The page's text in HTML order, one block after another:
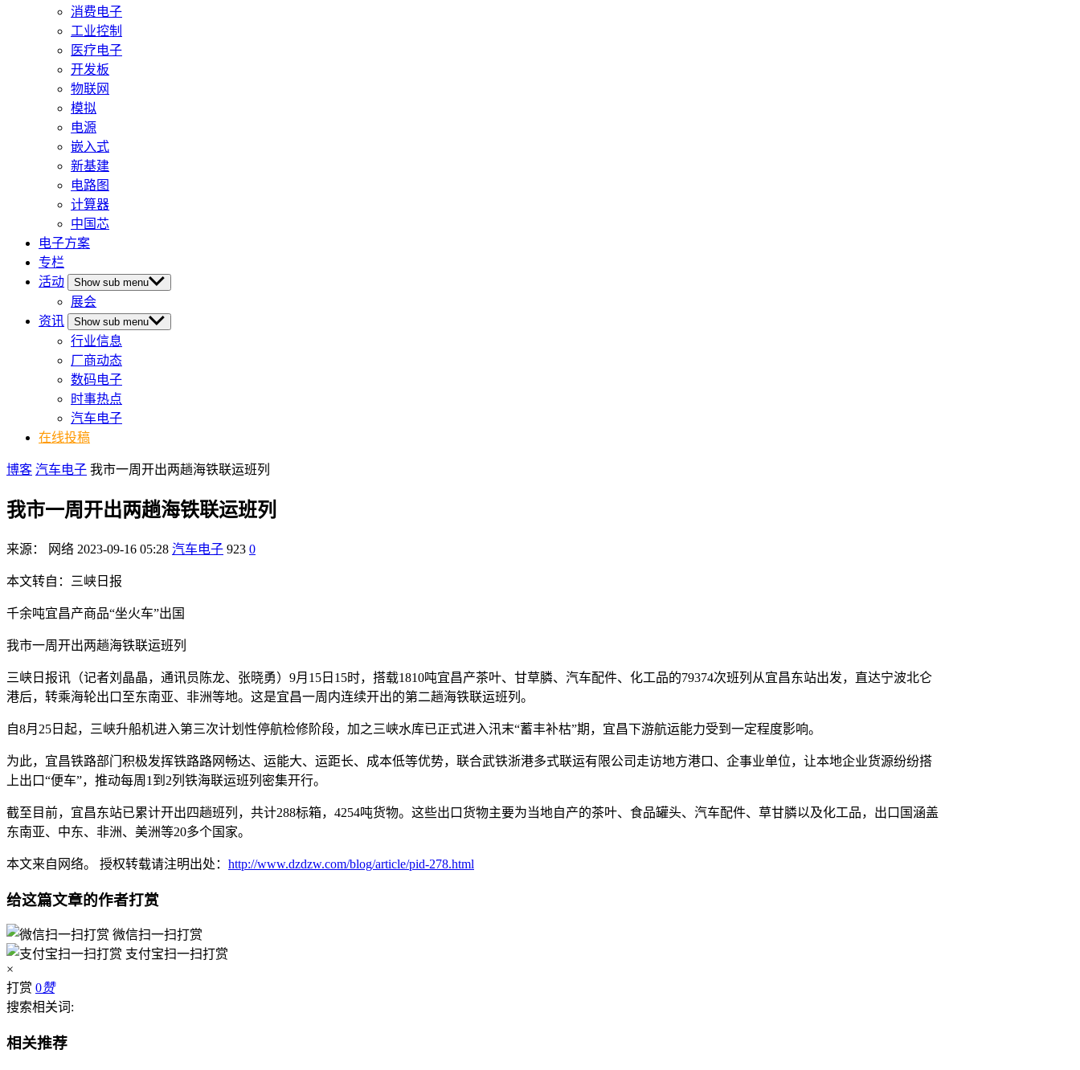
消费电子
工业控制
医疗电子
开发板
物联网
模拟
电源
嵌入式
新基建
电路图
计算器
中国芯
电子方案
专栏
活动
Show sub menu
展会
资讯
Show sub menu
行业信息
厂商动态
数码电子
时事热点
汽车电子
在线投稿
博客 汽车电子 我市一周开出两趟海铁联运班列
我市一周开出两趟海铁联运班列
来源： 网络 2023-09-16 05:28 汽车电子 923 0
本文转自：三峡日报
千余吨宜昌产商品“坐火车”出国
我市一周开出两趟海铁联运班列
三峡日报讯（记者刘晶晶，通讯员陈龙、张晓勇）9月15日15时，搭载1810吨宜昌产茶叶、甘草膦、汽车配件、化工品的79374次班列从宜昌东站出发，直达宁波北仑
港后，转乘海轮出口至东南亚、非洲等地。这是宜昌一周内连续开出的第二趟海铁联运班列。
自8月25日起，三峡升船机进入第三次计划性停航检修阶段，加之三峡水库已正式进入汛末“蓄丰补枯”期，宜昌下游航运能力受到一定程度影响。
为此，宜昌铁路部门积极发挥铁路路网畅达、运能大、运距长、成本低等优势，联合武铁浙港多式联运有限公司走访地方港口、企事业单位，让本地企业货源纷纷搭
上出口“便车”，推动每周1到2列铁海联运班列密集开行。
截至目前，宜昌东站已累计开出四趟班列，共计288标箱，4254吨货物。这些出口货物主要为当地自产的茶叶、食品罐头、汽车配件、草甘膦以及化工品，出口国涵盖
东南亚、中东、非洲、美洲等20多个国家。
本文来自网络。 授权转载请注明出处： http://www.dzdzw.com/blog/article/pid-278.html
给这篇文章的作者打赏
微信扫一扫打赏
支付宝扫一扫打赏
×
打赏 0赞
搜索相关词:
相关推荐